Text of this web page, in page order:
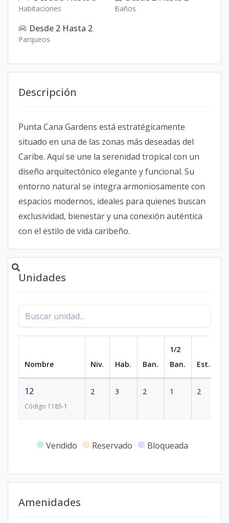
Habitaciones Baños
Desde 2 Hasta 2
Parqueos
Descripción
Punta Cana Gardens está estratégicamente
situado en una de las zonas más deseadas del
Caribe. Aquí se une la serenidad tropical con un
diseño arquitectónico elegante y funcional. Su
entorno natural se integra armoniosamente con
espacios modernos, ideales para quienes buscan
exclusividad, bienestar y una conexión auténtica
con el estilo de vida caribeño.
Unidades
Nombre Niv. Hab. Ban.
1/2
Ban.
Est.
12
Código 1185-1
2 3 2 1 2
Vendido Reservado Bloqueada
Amenidades